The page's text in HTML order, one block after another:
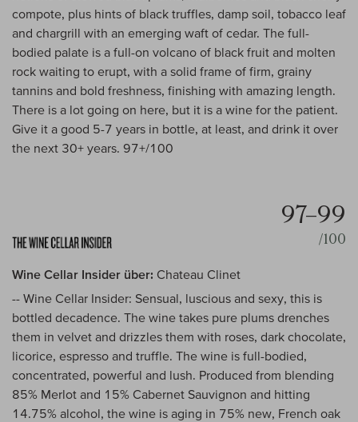
compote, plus hints of black truffles, damp soil, tobacco leaf
and chargrill with an emerging waft of cedar. The full-
bodied palate is a full-on volcano of black fruit and molten
rock waiting to erupt, with a solid frame of firm, grainy
tannins and bold freshness, finishing with amazing length.
There is a lot going on here, but it is a wine for the patient.
Give it a good 5-7 years in bottle, at least, and drink it over
the next 30+ years. 97+/100
97–99
/100
Wine Cellar Insider über: Chateau Clinet
-- Wine Cellar Insider: Sensual, luscious and sexy, this is
bottled decadence. The wine takes pure plums drenches
them in velvet and drizzles them with roses, dark chocolate,
licorice, espresso and truffle. The wine is full-bodied,
concentrated, powerful and lush. Produced from blending
85% Merlot and 15% Cabernet Sauvignon and hitting
14.75% alcohol, the wine is aging in 75% new, French oak